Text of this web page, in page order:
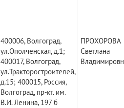
400006, Волгоград,
ул.Ополченская, д.1;
400017, Волгоград,
ул.Тракторостроителей,
д.15; 400015, Россия,
Волгоград, пр-кт. им.
В.И. Ленина, 197 б
ПРОХОРОВА
Светлана